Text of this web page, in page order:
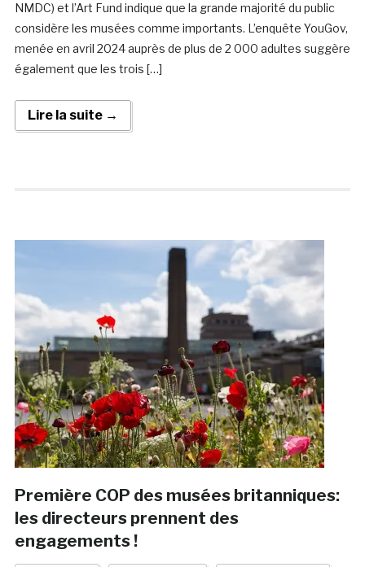
NMDC) et l’Art Fund indique que la grande majorité du public
considère les musées comme importants. L’enquête YouGov,
menée en avril 2024 auprès de plus de 2 000 adultes suggère
également que les trois […]
Lire la suite →
Première COP des musées britanniques:
les directeurs prennent des
engagements !